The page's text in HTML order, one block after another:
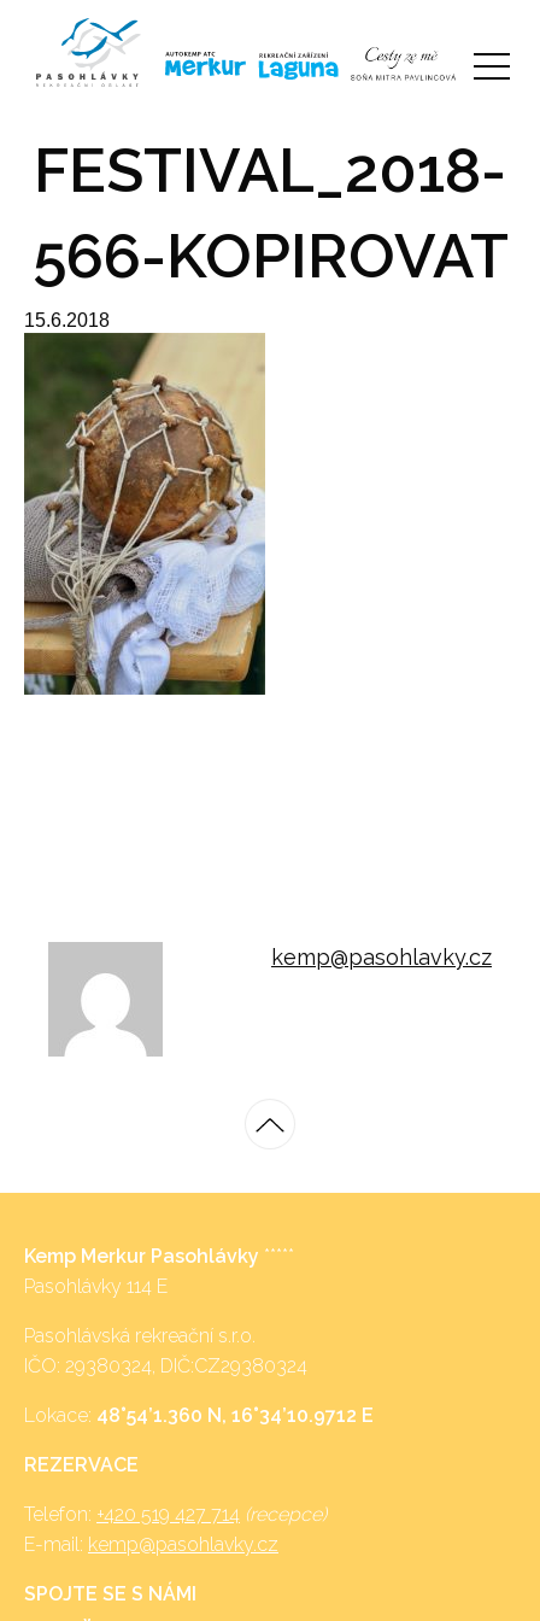
FESTIVAL_2018-
566-KOPIROVAT
15.6.2018
kemp@pasohlavky.cz
Kemp Merkur Pasohlávky *****
Pasohlávky 114 E
Pasohlávská rekreační s.r.o.
IČO: 29380324, DIČ:CZ29380324
Lokace: 48°54’1.360 N, 16°34’10.9712 E
REZERVACE
Telefon: +420 519 427 714 (recepce)
E-mail: kemp@pasohlavky.cz
SPOJTE SE S NÁMI